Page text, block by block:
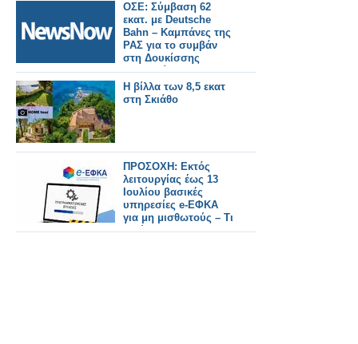
ΟΣΕ: Σύμβαση 62
εκατ. με Deutsche
Bahn – Καμπάνες της
ΡΑΣ για το συμβάν
στη Δουκίσσης
Πλακεντίας.
Η βίλλα των 8,5 εκατ
στη Σκιάθο
ΠΡΟΣΟΧΗ: Εκτός
λειτουργίας έως 13
Ιουλίου βασικές
υπηρεσίες e-ΕΦΚΑ
για μη μισθωτούς – Τι
ισχύει για τους